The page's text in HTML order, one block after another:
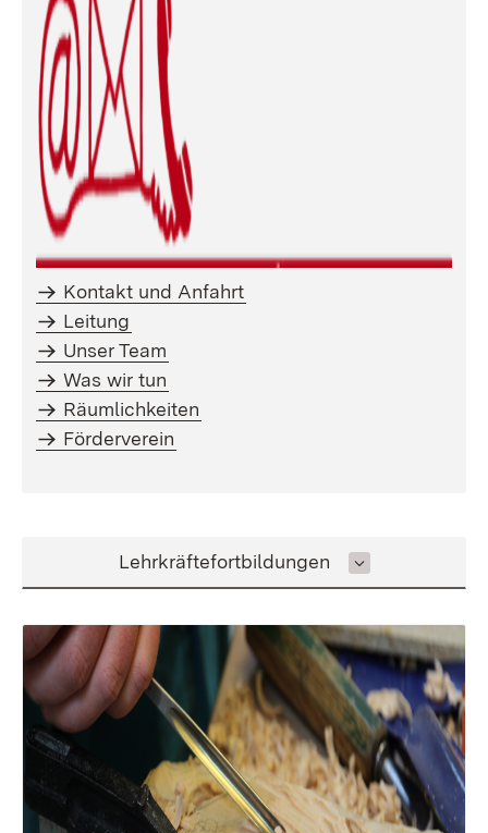
Kontakt und Anfahrt
Leitung
Unser Team
Was wir tun
Räumlichkeiten
Förderverein
Inhalt auswählen
Lehrkräftefortbildungen